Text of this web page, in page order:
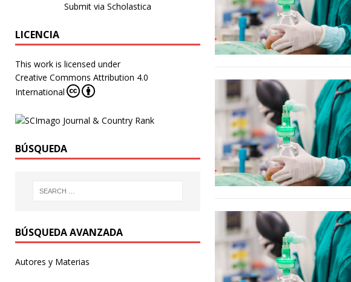
Submit via Scholastica
LICENCIA
This work is licensed under
Creative Commons Attribution 4.0
International
BÚSQUEDA
BÚSQUEDA AVANZADA
Autores y Materias